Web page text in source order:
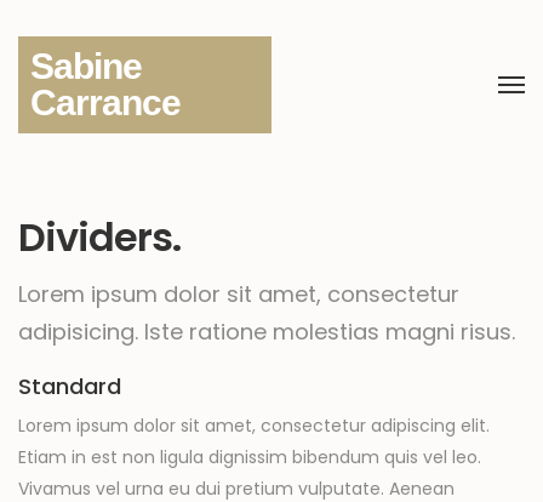
Sabine
Carrance
Dividers.
Lorem ipsum dolor sit amet, consectetur
adipisicing. Iste ratione molestias magni risus.
Standard
Lorem ipsum dolor sit amet, consectetur adipiscing elit.
Etiam in est non ligula dignissim bibendum quis vel leo.
Vivamus vel urna eu dui pretium vulputate. Aenean